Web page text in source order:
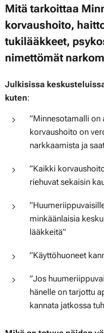
Mitä tarkoittaa
korvaushoito,
tukilääkkeet,
nimettömät
Julkisissa
kuten:
”Minnesotamalli
korvaushoito on
narkkaamista ja
”Kaikki
riehuvat sekaisin
minkäänlaisia
lääkkeitä”
”Käyttöhuoneet
”Jos
hänelle on tarjottu
kannata jatkossa